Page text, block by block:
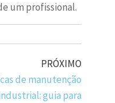
um profissional.
PRÓXIMO
de manutenção
guia para